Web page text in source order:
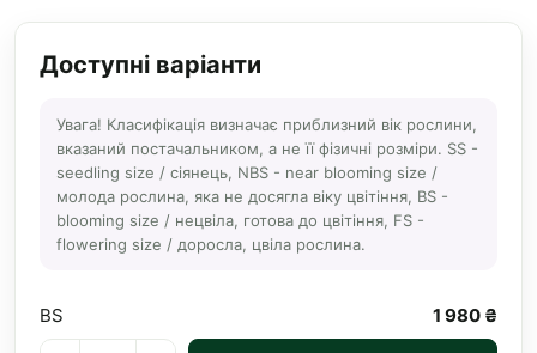
Доступні варіанти
Увага! Класифікація визначає приблизний вік рослини,
вказаний постачальником, а не її фізичні розміри. SS -
seedling size / сіянець, NBS - near blooming size /
молода рослина, яка не досягла віку цвітіння, BS -
blooming size / нецвіла, готова до цвітіння, FS -
flowering size / доросла, цвіла рослина.
BS 1 980 ₴